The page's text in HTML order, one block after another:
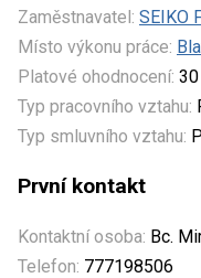
Zaměstnavatel: SEIKO
Místo výkonu práce:
Platové ohodnocení:
Typ pracovního vztahu:
Typ smluvního vztahu:
První kontakt
Kontaktní osoba: Bc.
Telefon: 777198506